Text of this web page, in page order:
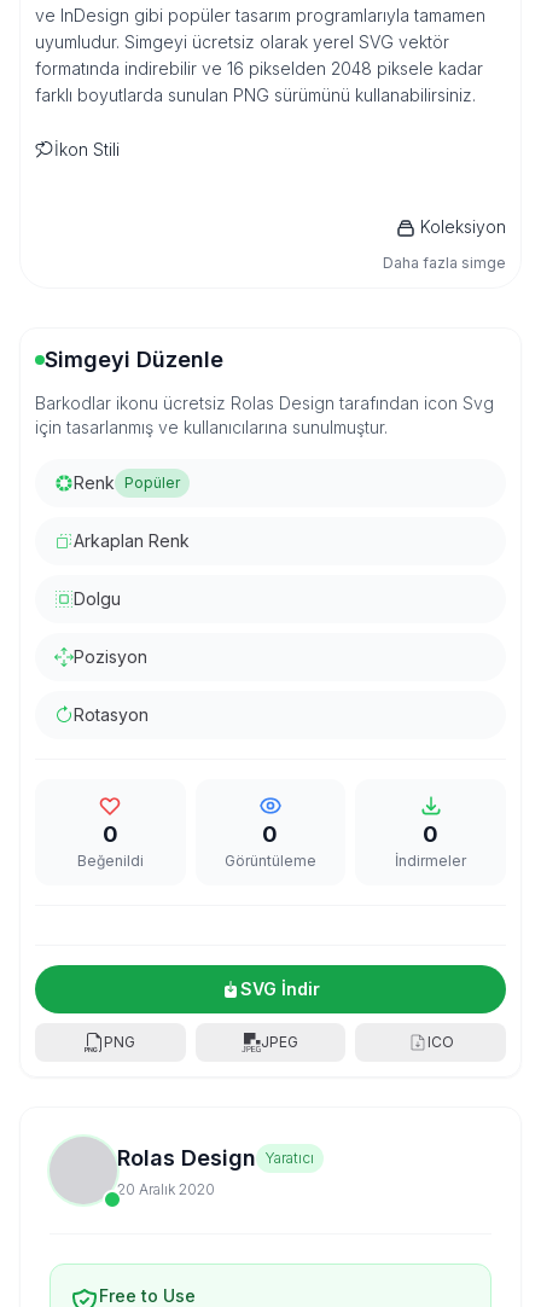
ve InDesign gibi popüler tasarım programlarıyla tamamen
uyumludur. Simgeyi ücretsiz olarak yerel SVG vektör
formatında indirebilir ve 16 pikselden 2048 piksele kadar
farklı boyutlarda sunulan PNG sürümünü kullanabilirsiniz.
İkon Stili
Koleksiyon
Daha fazla simge
Simgeyi Düzenle
Barkodlar ikonu ücretsiz Rolas Design tarafından icon Svg
için tasarlanmış ve kullanıcılarına sunulmuştur.
Renk Popüler
Arkaplan Renk
Dolgu
Pozisyon
Rotasyon
0
Beğenildi
0
Görüntüleme
0
İndirmeler
SVG İndir
PNG JPEG ICO
Rolas Design Yaratıcı
20 Aralık 2020
Free to Use